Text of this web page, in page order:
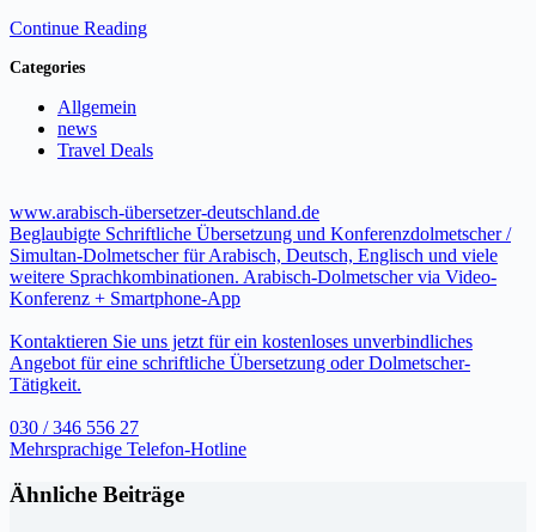
Continue Reading
Categories
Allgemein
news
Travel Deals
www.arabisch-übersetzer-deutschland.de
Beglaubigte Schriftliche Übersetzung und Konferenzdolmetscher /
Simultan-Dolmetscher für Arabisch, Deutsch, Englisch und viele
weitere Sprachkombinationen. Arabisch-Dolmetscher via Video-
Konferenz + Smartphone-App
Kontaktieren Sie uns jetzt für ein kostenloses unverbindliches
Angebot für eine schriftliche Übersetzung oder Dolmetscher-
Tätigkeit.
030 / 346 556 27
Mehrsprachige Telefon-Hotline
Ähnliche Beiträge